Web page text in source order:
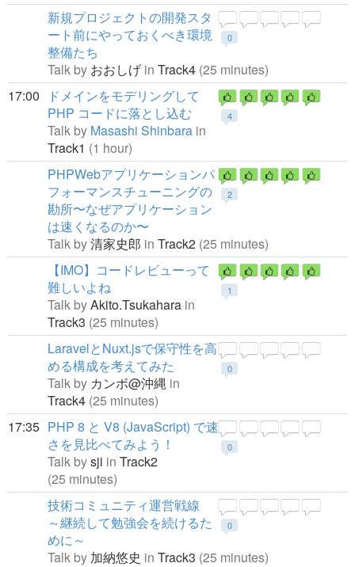
0
新規プロジェクトの開発スタ
ート前にやっておくべき環境
整備たち
Talk by おおしげ in Track4 (25 minutes)
17:00
4
ドメインをモデリングして
PHP コードに落とし込む
Talk by Masashi Shinbara in
Track1 (1 hour)
2
PHPWebアプリケーションパ
フォーマンスチューニングの
勘所〜なぜアプリケーション
は速くなるのか〜
Talk by清家史郎 in Track2 (25 minutes)
1
【IMO】コードレビューって
難しいよね
Talk byAkito.Tsukahara in
Track3 (25 minutes)
0
LaravelとNuxt.jsで保守性を高
める構成を考えてみた
Talk by カンボ@沖縄 in
Track4 (25 minutes)
17:35
0
PHP 8 と V8 (JavaScript) で速
さを見比べてみよう！
Talk bysji in Track2
(25 minutes)
0
技術コミュニティ運営戦線
～継続して勉強会を続けるた
めに～
Talk by 加納悠史 in Track3 (25 minutes)